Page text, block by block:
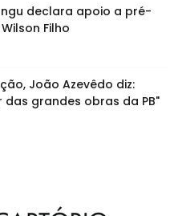
declara apoio a pré-
Filho
João Azevêdo diz:
das grandes obras da PB"